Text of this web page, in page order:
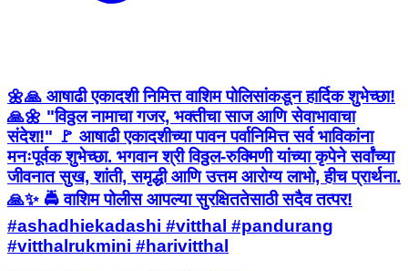
🌼🙏 आषाढी एकादशी निमित्त वाशिम पोलिसांकडून हार्दिक शुभेच्छा!
🙏🌼 "विठ्ठल नामाचा गजर, भक्तीचा साज आणि सेवाभावाचा
संदेश!" 🚩 आषाढी एकादशीच्या पावन पर्वानिमित्त सर्व भाविकांना
मनःपूर्वक शुभेच्छा. भगवान श्री विठ्ठल-रुक्मिणी यांच्या कृपेने सर्वांच्या
जीवनात सुख, शांती, समृद्धी आणि उत्तम आरोग्य लाभो, हीच प्रार्थना.
🙏✨ 🚔 वाशिम पोलीस आपल्या सुरक्षिततेसाठी सदैव तत्पर!
#ashadhiekadashi #vitthal #pandurang
#vitthalrukmini #harivitthal